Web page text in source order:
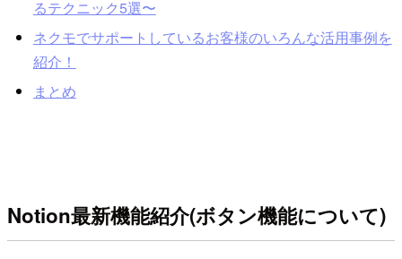
るテクニック5選〜
ネクモでサポートしているお客様のいろんな活用事例を
紹介！
まとめ
Notion最新機能紹介(ボタン機能について)